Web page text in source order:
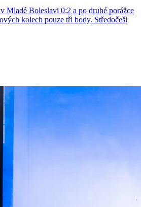
Mladé Boleslavi 0:2 a po druhé porážce
kolech pouze tři body. Středočeši